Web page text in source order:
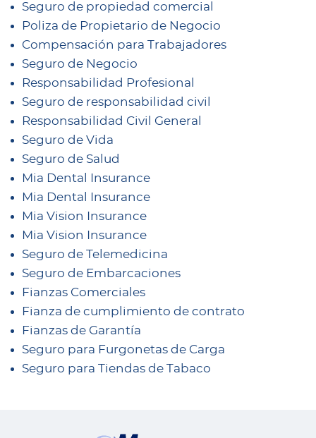
Seguro de propiedad comercial
Poliza de Propietario de Negocio
Compensación para Trabajadores
Seguro de Negocio
Responsabilidad Profesional
Seguro de responsabilidad civil
Responsabilidad Civil General
Seguro de Vida
Seguro de Salud
Mia Dental Insurance
Mia Dental Insurance
Mia Vision Insurance
Mia Vision Insurance
Seguro de Telemedicina
Seguro de Embarcaciones
Fianzas Comerciales
Fianza de cumplimiento de contrato
Fianzas de Garantía
Seguro para Furgonetas de Carga
Seguro para Tiendas de Tabaco